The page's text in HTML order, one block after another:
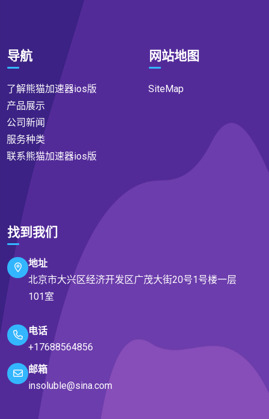
导航
了解熊猫加速器ios版
产品展示
公司新闻
服务种类
联系熊猫加速器ios版
网站地图
SiteMap
找到我们
地址
北京市大兴区经济开发区广茂大街20号1号楼一层
101室
电话
+17688564856
邮箱
insoluble@sina.com